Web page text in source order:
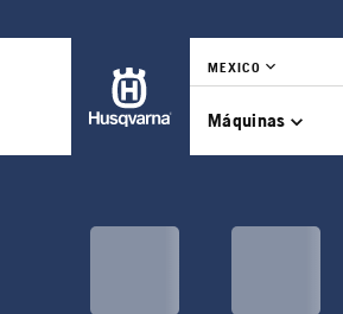
MEXICO
Máquinas